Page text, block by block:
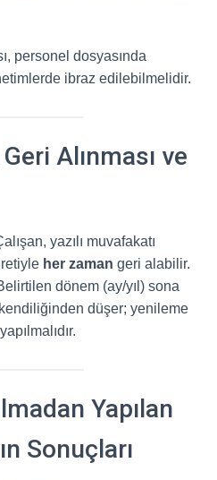
personel dosyasında
ibraz edilebilmelidir.
Alınması ve
yazılı muvafakatı
her zaman geri alabilir.
dönem (ay/yıl) sona
düşer; yenileme
Yapılan
Sonuçları